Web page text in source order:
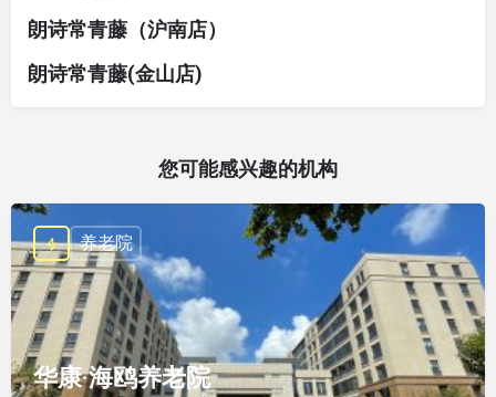
朗诗常青藤（沪南店）
朗诗常青藤(金山店)
您可能感兴趣的机构
华康·海鸥养老院
养老院